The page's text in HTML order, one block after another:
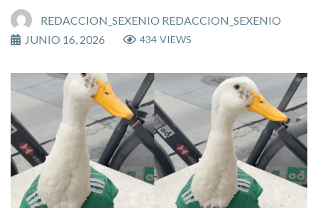
REDACCION_SEXENIO REDACCION_SEXENIO
JUNIO 16, 2026
434 VIEWS